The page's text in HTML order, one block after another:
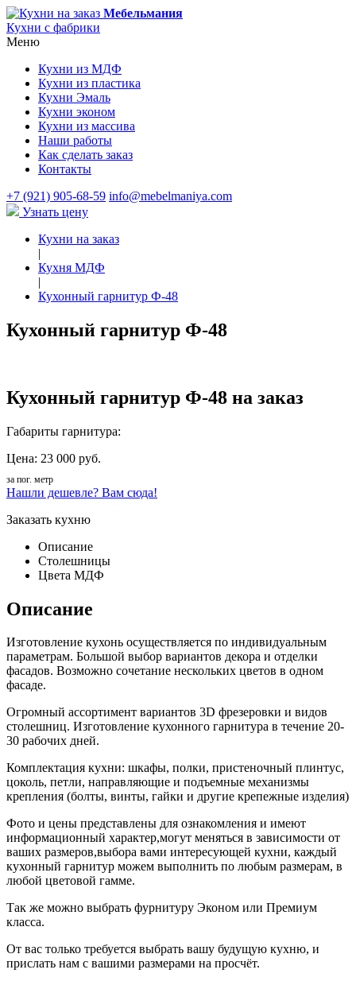
Мебельмания
Кухни с фабрики
Меню
Кухни из МДФ
Кухни из пластика
Кухни Эмаль
Кухни эконом
Кухни из массива
Наши работы
Как сделать заказ
Контакты
+7 (921) 905-68-59 info@mebelmaniya.com
Узнать цену
Кухни на заказ
|
Кухня МДФ
|
Кухонный гарнитур Ф-48
Кухонный гарнитур Ф-48
Кухонный гарнитур Ф-48 на заказ
Габариты гарнитура:
Цена: 23 000 руб.
за пог. метр
Нашли дешевле? Вам сюда!
Заказать кухню
Описание
Столешницы
Цвета МДФ
Описание
Изготовление кухонь осуществляется по индивидуальным
параметрам. Большой выбор вариантов декора и отделки
фасадов. Возможно сочетание нескольких цветов в одном
фасаде.
Огромный ассортимент вариантов 3D фрезеровки и видов
столешниц. Изготовление кухонного гарнитура в течение 20-
30 рабочих дней.
Комплектация кухни: шкафы, полки, пристеночный плинтус,
цоколь, петли, направляющие и подъемные механизмы
крепления (болты, винты, гайки и другие крепежные изделия)
Фото и цены представлены для ознакомления и имеют
информационный характер,могут меняться в зависимости от
ваших размеров,выбора вами интересующей кухни, каждый
кухонный гарнитур можем выполнить по любым размерам, в
любой цветовой гамме.
Так же можно выбрать фурнитуру Эконом или Премиум
класса.
От вас только требуется выбрать вашу будущую кухню, и
прислать нам с вашими размерами на просчёт.